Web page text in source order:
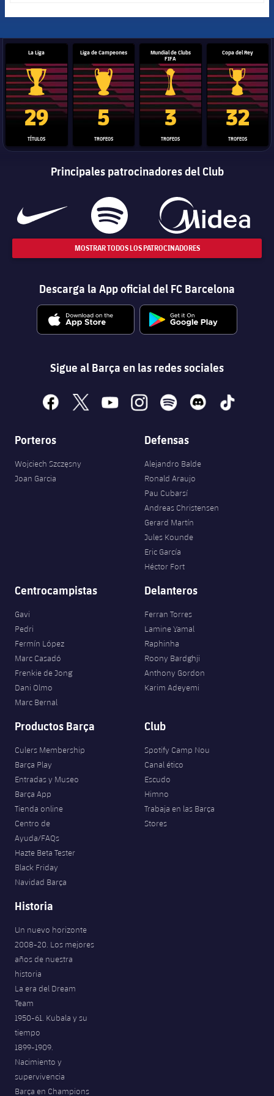
La Liga
Trofeo de La Liga
29
TÍTULOS
Liga de Campeones
Trofeo de la Liga de Campeones
5
TROFEOS
Mundial de Clubs
FIFA
Trofeo del Mundial de
3
TROFEOS
Copa del Rey
Copa del
32
TROFEOS
Principales patrocinadores del Club
MOSTRAR TODOS LOS PATROCINADORES
Descarga la App oficial del FC Barcelona
Sigue al Barça en las redes sociales
facebook
x youtubeinstagramspotify discord tiktok
Porteros
Wojciech Szczęsny
Joan Garcia
Defensas
Alejandro Balde
Ronald Araujo
Pau Cubarsí
Andreas Christensen
Gerard Martín
Jules Kounde
Eric García
Héctor Fort
Centrocampistas
Gavi
Pedri
Fermín López
Marc Casadó
Frenkie de Jong
Dani Olmo
Marc Bernal
Delanteros
Ferran Torres
Lamine Yamal
Raphinha
Roony Bardghji
Anthony Gordon
Karim Adeyemi
Productos Barça
Culers Membership
Barça Play
Entradas y Museo
Barça App
Tienda online
Centro de
Ayuda/FAQs
Hazte Beta Tester
Black Friday
Navidad Barça
Club
Spotify Camp Nou
Canal ético
Escudo
Himno
Trabaja en las Barça
Stores
Historia
Un nuevo horizonte
2008-20. Los mejores
años de nuestra
historia
La era del Dream
Team
1950-61. Kubala y su
tiempo
1899-1909.
Nacimiento y
supervivencia
Barça en Champions